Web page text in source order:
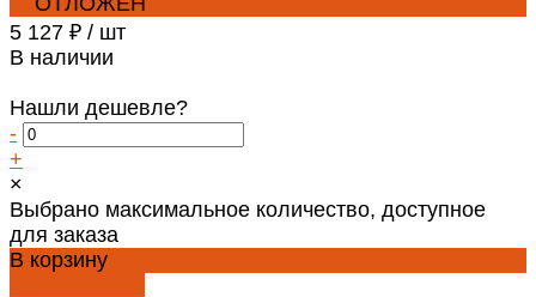
5 127 ₽ / шт
В наличии
Нашли дешевле?
-
+
×
Выбрано максимальное количество, доступное
для заказа
В корзину